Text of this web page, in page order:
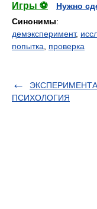
Игры ⚽
Нужно
Синонимы:
демэксперимент,
попытка
проверка
ПСИХОЛОГИЯ